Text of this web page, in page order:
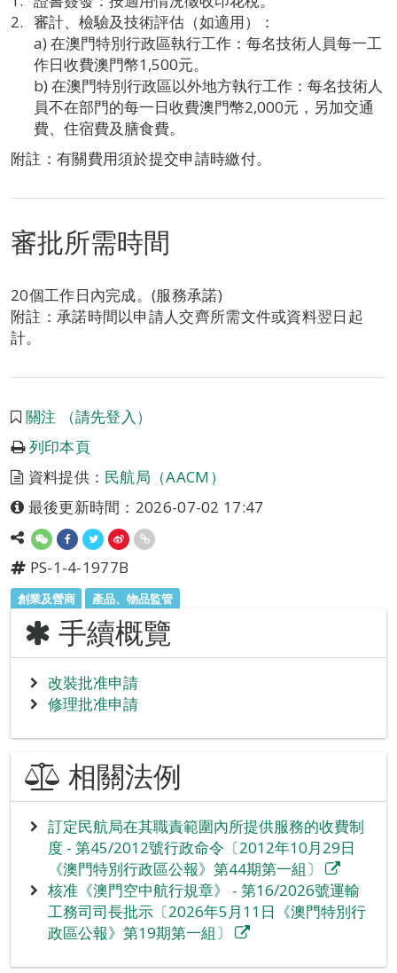
審計、檢驗及技術評估（如適用）：
a) 在澳門特別行政區執行工作：每名技術人員每一工
作日收費澳門幣1,500元。
b) 在澳門特別行政區以外地方執行工作：每名技術人
員不在部門的每一日收費澳門幣2,000元，另加交通
費、住宿費及膳食費。
附註：有關費用須於提交申請時繳付。
審批所需時間
20個工作日內完成。(服務承諾)
附註：承諾時間以申請人交齊所需文件或資料翌日起
計。
關注 （請先登入）
列印本頁
資料提供： 民航局（AACM）
最後更新時間：2026-07-02 17:47
PS-1-4-1977B
創業及營商 產品、物品監管
手續概覽
改裝批准申請
修理批准申請
相關法例
訂定民航局在其職責範圍內所提供服務的收費制
度 - 第45/2012號行政命令〔2012年10月29日
《澳門特別行政區公報》第44期第一組〕
核准《澳門空中航行規章》 - 第16/2026號運輸
工務司司長批示〔2026年5月11日《澳門特別行
政區公報》第19期第一組〕